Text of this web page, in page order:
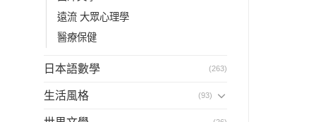
遠流 大眾心理學
醫療保健
日本語數學 (263)
生活風格 (93)